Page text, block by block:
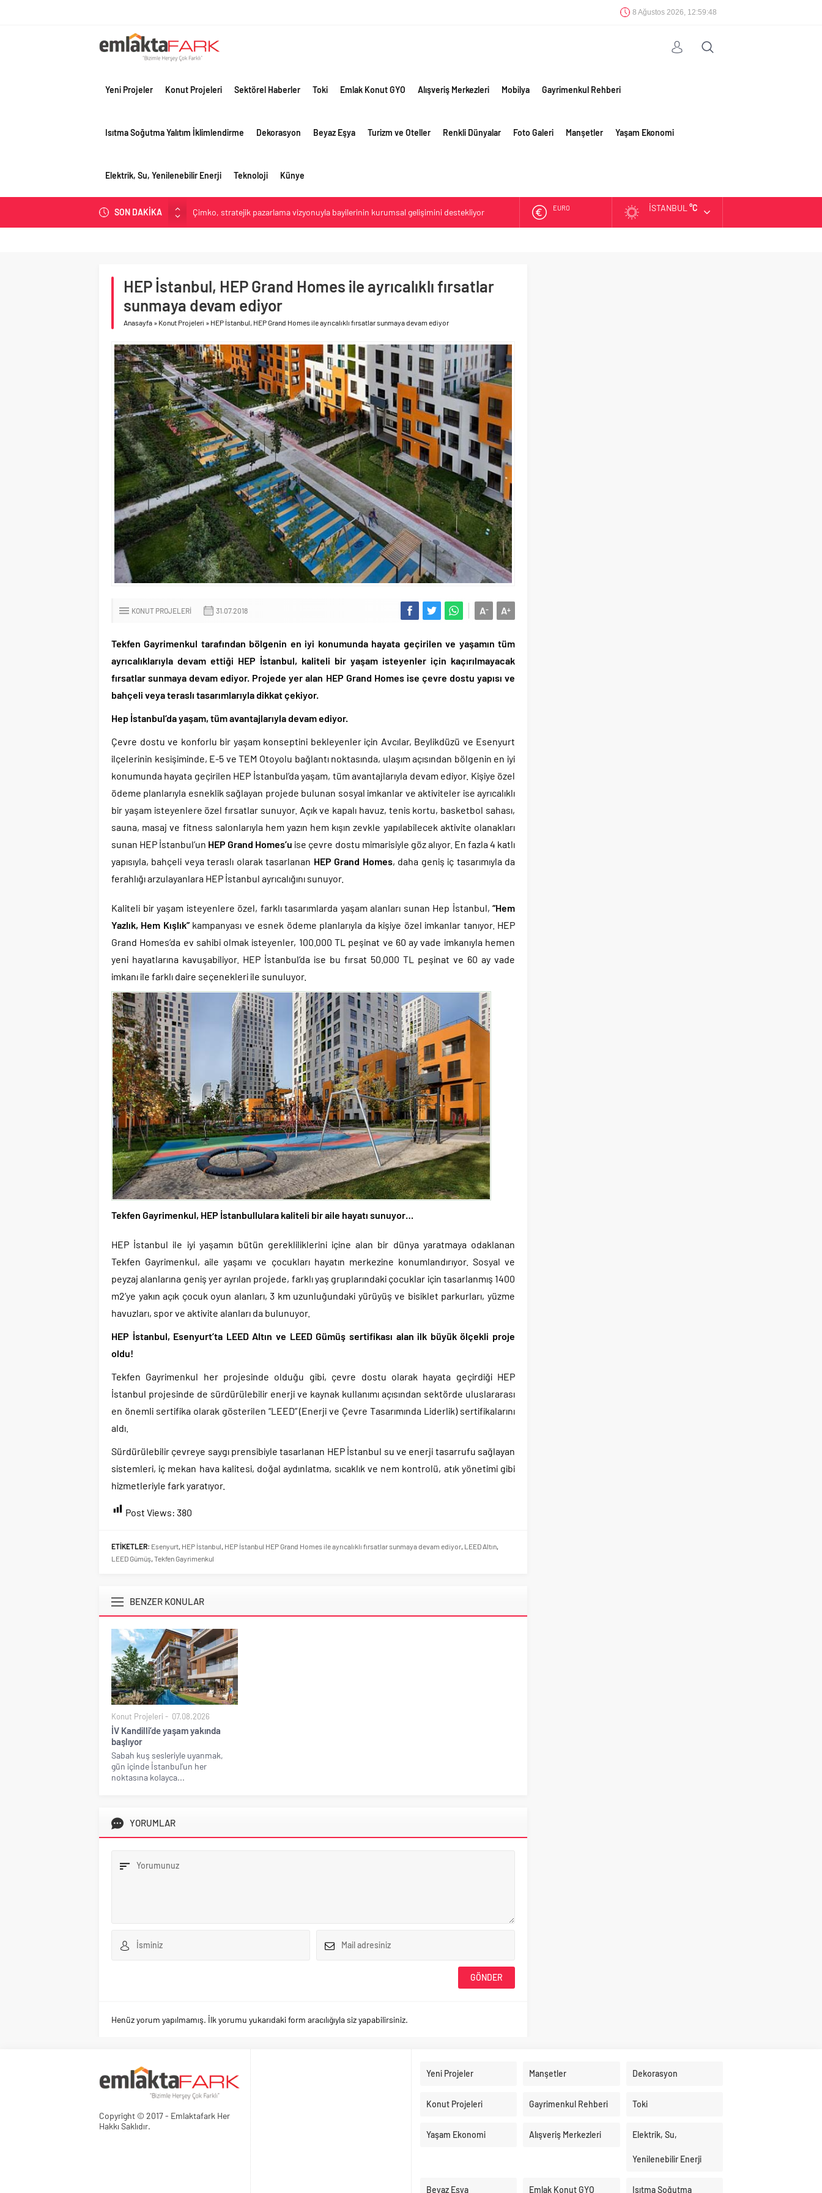
8 Ağustos 2026, 12:59:49
Yeni Projeler Konut Projeleri Sektörel Haberler Toki Emlak Konut GYO Alışveriş Merkezleri Mobilya Gayrimenkul Rehberi
Isıtma Soğutma Yalıtım İklimlendirme Dekorasyon Beyaz Eşya Turizm ve Oteller Renkli Dünyalar Foto Galeri Manşetler Yaşam Ekonomi
Elektrik, Su, Yenilenebilir Enerji Teknoloji Künye
SON DAKİKA
Çimko, stratejik pazarlama vizyonuyla bayilerinin kurumsal gelişimini destekliyor
Birleşik Arap Emirlikleri’nin ilk yüksek hızlı demiryolu projesine Kalyon İnşaat imzası
çeyreğinde olumlu performansını sürdürdü
Geberit Info Showroom, yaklaşık 300 sektör profesyonelini ağırladı
EURO İSTANBUL °C
HEP İstanbul, HEP Grand Homes ile ayrıcalıklı fırsatlar
sunmaya devam ediyor
Anasayfa » Konut Projeleri » HEP İstanbul, HEP Grand Homes ile ayrıcalıklı fırsatlar sunmaya devam ediyor
KONUT PROJELERI 31.07.2018 A+
A-
Tekfen Gayrimenkul tarafından bölgenin en iyi konumunda hayata geçirilen ve yaşamın tüm
ayrıcalıklarıyla devam ettiği HEP İstanbul, kaliteli bir yaşam isteyenler için kaçırılmayacak
fırsatlar sunmaya devam ediyor. Projede yer alan HEP Grand Homes ise çevre dostu yapısı ve
bahçeli veya teraslı tasarımlarıyla dikkat çekiyor.
Hep İstanbul’da yaşam, tüm avantajlarıyla devam ediyor.
Çevre dostu ve konforlu bir yaşam konseptini bekleyenler için Avcılar, Beylikdüzü ve Esenyurt
ilçelerinin kesişiminde, E-5 ve TEM Otoyolu bağlantı noktasında, ulaşım açısından bölgenin en iyi
konumunda hayata geçirilen HEP İstanbul’da yaşam, tüm avantajlarıyla devam ediyor. Kişiye özel
ödeme planlarıyla esneklik sağlayan projede bulunan sosyal imkanlar ve aktiviteler ise ayrıcalıklı
bir yaşam isteyenlere özel fırsatlar sunuyor. Açık ve kapalı havuz, tenis kortu, basketbol sahası,
sauna, masaj ve fitness salonlarıyla hem yazın hem kışın zevkle yapılabilecek aktivite olanakları
sunan HEP İstanbul’un HEP Grand Homes’u ise çevre dostu mimarisiyle göz alıyor. En fazla 4 katlı
yapısıyla, bahçeli veya teraslı olarak tasarlanan HEP Grand Homes, daha geniş iç tasarımıyla da
ferahlığı arzulayanlara HEP İstanbul ayrıcalığını sunuyor.
Kaliteli bir yaşam isteyenlere özel, farklı tasarımlarda yaşam alanları sunan Hep İstanbul, “Hem
Yazlık, Hem Kışlık”kampanyası ve esnek ödeme planlarıyla da kişiye özel imkanlar tanıyor. HEP
Grand Homes’da ev sahibi olmak isteyenler, 100.000 TL peşinat ve 60 ay vade imkanıyla hemen
yeni hayatlarına kavuşabiliyor. HEP İstanbul’da ise bu fırsat 50.000 TL peşinat ve 60 ay vade
imkanı ile farklı daire seçenekleri ile sunuluyor.
Tekfen Gayrimenkul, HEP İstanbullulara kaliteli bir aile hayatı sunuyor…
HEP İstanbul ile iyi yaşamın bütün gerekliliklerini içine alan bir dünya yaratmaya odaklanan
Tekfen Gayrimenkul, aile yaşamı ve çocukları hayatın merkezine konumlandırıyor. Sosyal ve
peyzaj alanlarına geniş yer ayrılan projede, farklı yaş gruplarındaki çocuklar için tasarlanmış 1400
m2’ye yakın açık çocuk oyun alanları, 3 km uzunluğundaki yürüyüş ve bisiklet parkurları, yüzme
havuzları, spor ve aktivite alanları da bulunuyor.
HEP İstanbul, Esenyurt’ta LEED Altın ve LEED Gümüş sertifikası alan ilk büyük ölçekli proje
oldu!
Tekfen Gayrimenkul her projesinde olduğu gibi, çevre dostu olarak hayata geçirdiği HEP
İstanbul projesinde de sürdürülebilir enerji ve kaynak kullanımı açısından sektörde uluslararası
en önemli sertifika olarak gösterilen “LEED” (Enerji ve Çevre Tasarımında Liderlik) sertifikalarını
aldı.
Sürdürülebilir çevreye saygı prensibiyle tasarlanan HEP İstanbul su ve enerji tasarrufu sağlayan
sistemleri, iç mekan hava kalitesi, doğal aydınlatma, sıcaklık ve nem kontrolü, atık yönetimi gibi
hizmetleriyle fark yaratıyor.
Post Views: 380
ETİKETLER: Esenyurt HEP İstanbul HEP İstanbul HEP Grand Homes ile ayrıcalıklı fırsatlar sunmaya devam ediyor LEED Altın
LEED Gümüş Tekfen Gayrimenkul
BENZER KONULAR
Konut Projeleri 07.08.2026
İV Kandilli’de yaşam yakında
başlıyor
Sabah kuş sesleriyle uyanmak,
gün içinde İstanbul’un her
noktasına kolayca...
YORUMLAR
Henüz yorum yapılmamış. İlk yorumu yukarıdaki form aracılığıyla siz yapabilirsiniz.
Copyright © 2017 - Emlaktafark Her
Hakkı Saklıdır.
Yeni Projeler Manşetler Dekorasyon
Konut Projeleri Gayrimenkul Rehberi Toki
Yaşam Ekonomi Alışveriş Merkezleri Elektrik, Su,
Yenilenebilir Enerji
Beyaz Eşya Emlak Konut GYO Isıtma Soğutma